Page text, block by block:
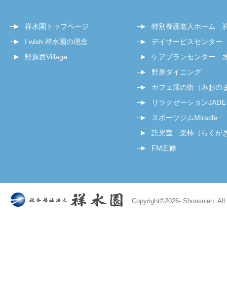
祥水園トップページ
I wish 祥水園の理念
野原西Village
特別養護老人ホーム
デイサービスセンタ
ケアプランセンター
野原ダイニング
カフェ澪の街（みおの
リラクゼーションJADE
スポーツジムMiracle
託児室 楽柿（らくが
FM五條
Copyright©2026- Shousuien.